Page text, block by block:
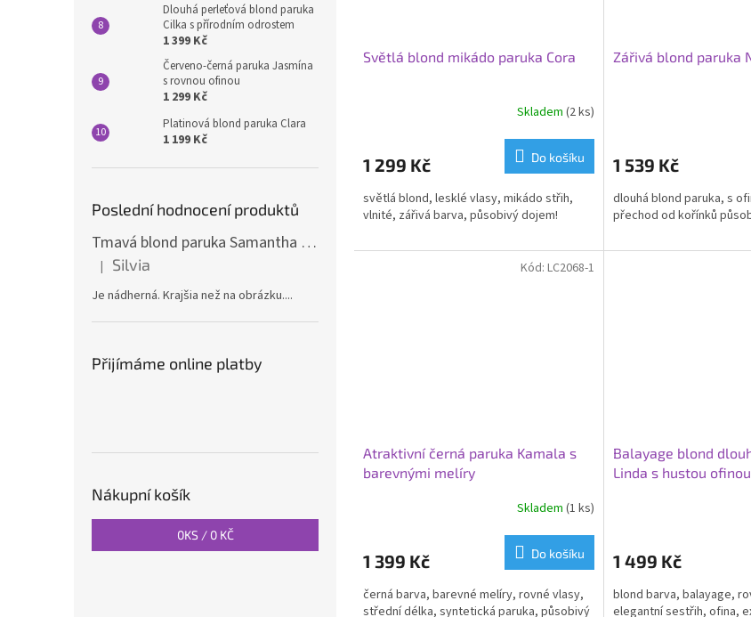
Dlouhá perleťová blond paruka
Cilka s přírodním odrostem
1 399 Kč
Červeno-černá paruka Jasmína
s rovnou ofinou
1 299 Kč
Platinová blond paruka Clara
1 199 Kč
Poslední hodnocení produktů
Tmavá blond paruka Samantha s melíry
Hodnocení produktu je 5 z 5 hvězdiček.
| Silvia
Je nádherná. Krajšia než na obrázku....
Přijímáme online platby
Nákupní košík
0KS / 0 KČ
Světlá blond mikádo paruka Cora
Skladem (2 ks)
1 299 Kč Do košíku
světlá blond, lesklé vlasy, mikádo střih,
vlnité, zářivá barva, působivý dojem!
Zářivá blond paruka
1 539 Kč
dlouhá blond paruka, s
přechod od kořínků
Atraktivní černá paruka Kamala s
barevnými melíry
Skladem (1 ks)
1 399 Kč Do košíku
černá barva, barevné melíry, rovné vlasy,
střední délka, syntetická paruka, působivý
Kód: LC2068-1
Balayage blond
Linda s hustou ofinou
1 499 Kč
blond barva, balayage,
elegantní sestřih, ofina,